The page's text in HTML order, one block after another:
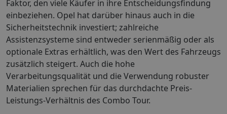
Faktor, den viele Käufer in ihre Entscheidungsfindung
einbeziehen. Opel hat darüber hinaus auch in die
Sicherheitstechnik investiert; zahlreiche
Assistenzsysteme sind entweder serienmäßig oder als
optionale Extras erhältlich, was den Wert des Fahrzeugs
zusätzlich steigert. Auch die hohe
Verarbeitungsqualität und die Verwendung robuster
Materialien sprechen für das durchdachte Preis-
Leistungs-Verhältnis des Combo Tour.